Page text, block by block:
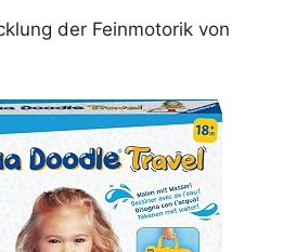
der Feinmotorik von